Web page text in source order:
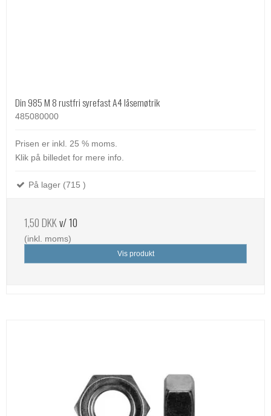
Din 985 M 8 rustfri syrefast A4 låsemøtrik
485080000
Prisen er inkl. 25 % moms.
Klik på billedet for mere info.
På lager (715 )
1,50 DKKv/ 10
(inkl. moms)
Vis produkt